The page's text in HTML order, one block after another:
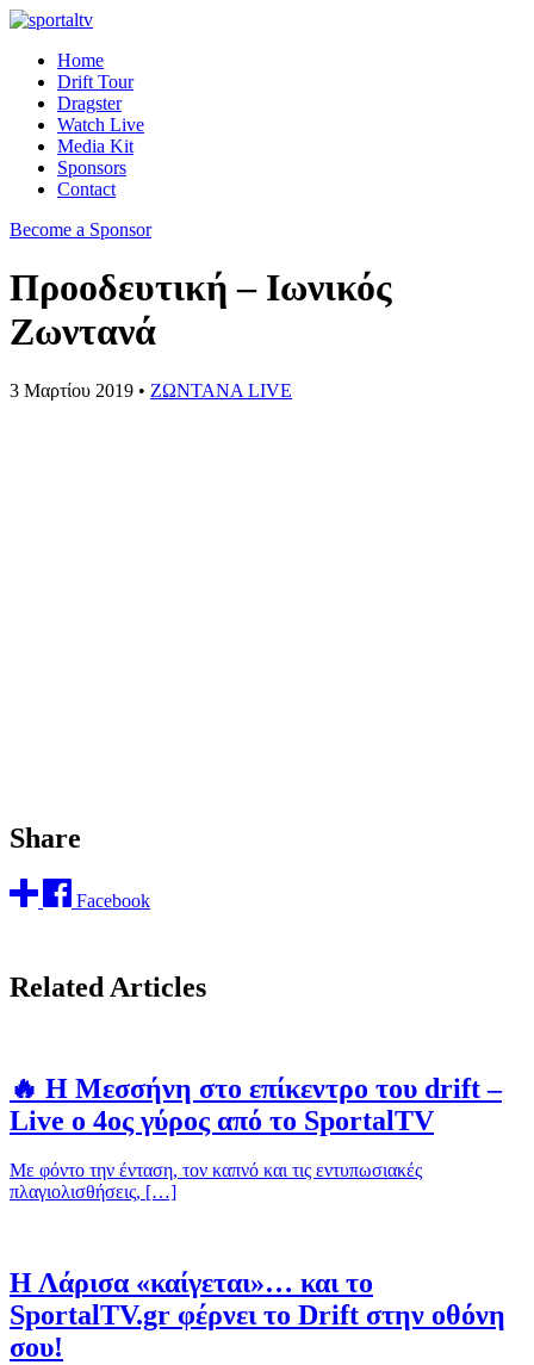
Home
Drift Tour
Dragster
Watch Live
Media Kit
Sponsors
Contact
Become a Sponsor
Προοδευτική – Ιωνικός
Ζωντανά
3 Μαρτίου 2019 • ΖΩΝΤΑΝΑ LIVE
Share
Facebook
Related Articles
🔥 Η Μεσσήνη στο επίκεντρο του drift –
Live ο 4ος γύρος από το SportalTV
Με φόντο την ένταση, τον καπνό και τις εντυπωσιακές
πλαγιολισθήσεις, […]
Η Λάρισα «καίγεται»… και το
SportalTV.gr φέρνει το Drift στην οθόνη
σου!